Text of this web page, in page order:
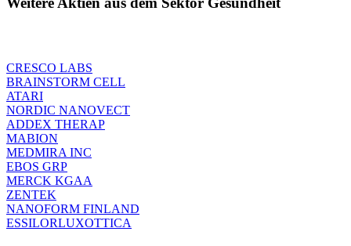
CRESCO LABS
BRAINSTORM CELL
ATARI
NORDIC NANOVECT
ADDEX THERAP
MABION
MEDMIRA INC
EBOS GRP
MERCK KGAA
ZENTEK
NANOFORM FINLAND
ESSILORLUXOTTICA